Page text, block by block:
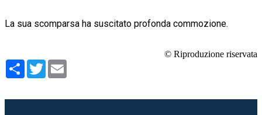
La sua scomparsa ha suscitato profonda commozione.
© Riproduzione riservata
Condividi
Twitter